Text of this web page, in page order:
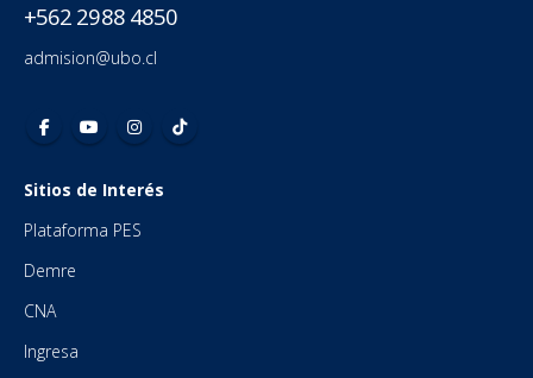
+562 2988 4850
admision@ubo.cl
Sitios de Interés
Plataforma PES
Demre
CNA
Ingresa